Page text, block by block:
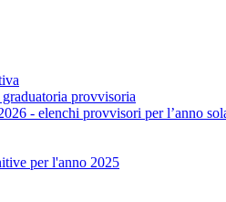
provvisoria
elenchi provvisori per l’anno
per l'anno 2025